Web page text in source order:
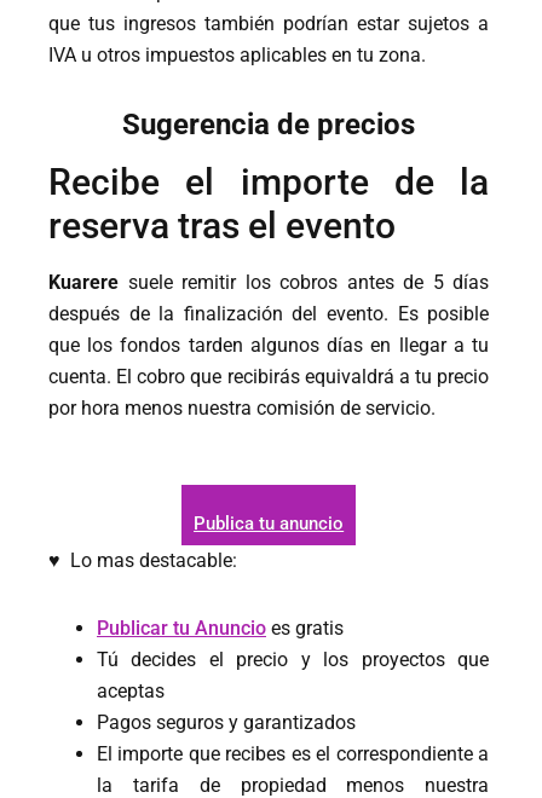
que tus ingresos también podrían estar sujetos a
IVA u otros impuestos aplicables en tu zona.
Sugerencia de precios
Recibe el importe de la
reserva tras el evento
Kuarere suele remitir los cobros antes de 5 días
después de la finalización del evento. Es posible
que los fondos tarden algunos días en llegar a tu
cuenta. El cobro que recibirás equivaldrá a tu precio
por hora menos nuestra comisión de servicio.
Publica tu anuncio
♥ Lo mas destacable:
Publicar tu Anuncio es gratis
Tú decides el precio y los proyectos que
aceptas
Pagos seguros y garantizados
El importe que recibes es el correspondiente a
la tarifa de propiedad menos nuestra